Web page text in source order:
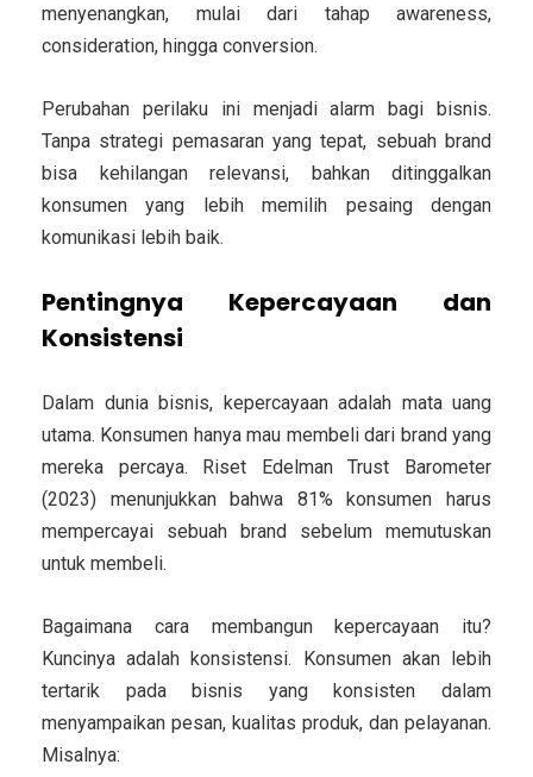
menyenangkan, mulai dari tahap awareness,
consideration, hingga conversion.
Perubahan perilaku ini menjadi alarm bagi bisnis.
Tanpa strategi pemasaran yang tepat, sebuah brand
bisa kehilangan relevansi, bahkan ditinggalkan
konsumen yang lebih memilih pesaing dengan
komunikasi lebih baik.
Pentingnya Kepercayaan dan
Konsistensi
Dalam dunia bisnis, kepercayaan adalah mata uang
utama. Konsumen hanya mau membeli dari brand yang
mereka percaya. Riset Edelman Trust Barometer
(2023) menunjukkan bahwa 81% konsumen harus
mempercayai sebuah brand sebelum memutuskan
untuk membeli.
Bagaimana cara membangun kepercayaan itu?
Kuncinya adalahkonsistensi. Konsumen akan lebih
tertarik pada bisnis yang konsisten dalam
menyampaikan pesan, kualitas produk, dan pelayanan.
Misalnya: